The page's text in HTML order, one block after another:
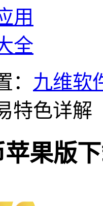
用
全
： 九维软
特色详解
果版